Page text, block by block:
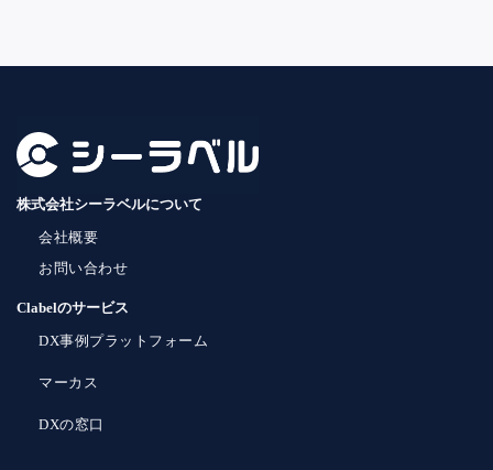
株式会社シーラベルについて
会社概要
お問い合わせ
Clabelのサービス
DX事例プラットフォーム
マーカス
DXの窓口